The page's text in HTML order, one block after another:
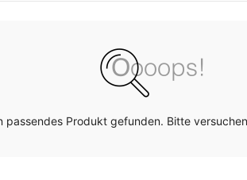
passendes Produkt gefunden. Bitte